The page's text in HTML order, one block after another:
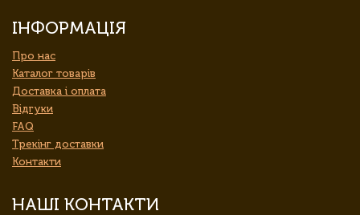
ІНФОРМАЦІЯ
Про нас
Каталог товарів
Доставка і оплата
Відгуки
FAQ
Трекінг доставки
Контакти
НАШІ КОНТАКТИ